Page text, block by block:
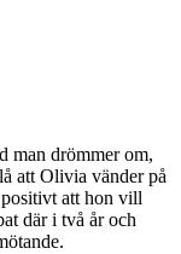
man drömmer om,
att Olivia vänder på
positivt att hon vill
där i två år och